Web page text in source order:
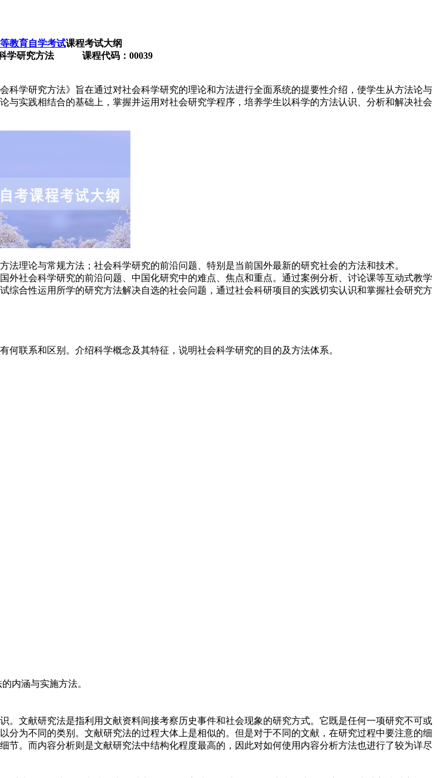
教育自学考试课程考试大纲
科学研究方法 课程代码：00039
学研究方法》旨在通过对社会科学研究的理论和方法进行全面系统的提要性介绍，使学生从方法论与
实践相结合的基础上，掌握并运用对社会研究学程序，培养学生以科学的方法认识、分析和解决社会
理论与常规方法；社会科学研究的前沿问题、特别是当前国外最新的研究社会的方法和技术。
社会科学研究的前沿问题、中国化研究中的难点、焦点和重点。通过案例分析、讨论课等互动式教学
合性运用所学的研究方法解决自选的社会问题，通过社会科研项目的实践切实认识和掌握社会研究方
联系和区别。介绍科学概念及其特征，说明社会科学研究的目的及方法体系。
内涵与实施方法。
文献研究法是指利用文献资料间接考察历史事件和社会现象的研究方式。它既是任何一项研究不可或
为不同的类别。文献研究法的过程大体上是相似的。但是对于不同的文献，在研究过程中要注意的细
。而内容分析则是文献研究法中结构化程度最高的，因此对如何使用内容分析方法也进行了较为详尽